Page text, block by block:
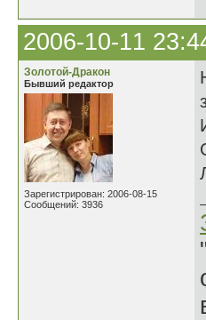
2006-10-11
Золотой-Дракон
Бывший редактор
Зарегистрирован: 2006-08-15
Сообщений: 3936